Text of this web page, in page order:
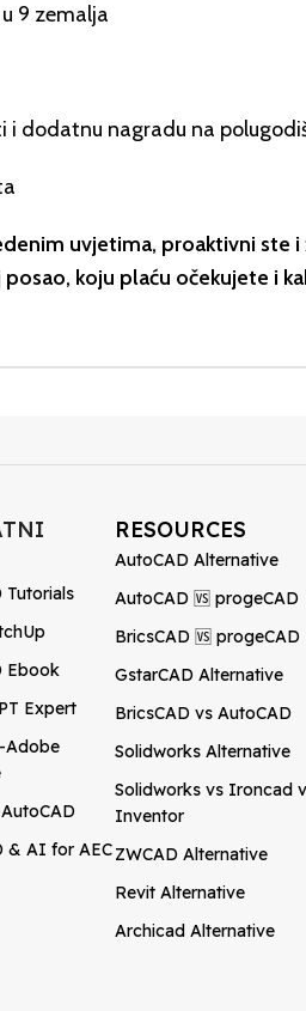
9 zemalja
i dodatnu nagradu na
uvjetima, proaktivni
koju plaću očekujete i
Tutorials
Ebook
Expert
Adobe
& AI for AEC
RESOURCES
AutoCAD Alternative
AutoCAD 🆚 progeCAD
BricsCAD 🆚 progeCAD
GstarCAD Alternative
BricsCAD vs AutoCAD
Solidworks Alternative
Solidworks vs Ironcad
Inventor
ZWCAD Alternative
Revit Alternative
Archicad Alternative